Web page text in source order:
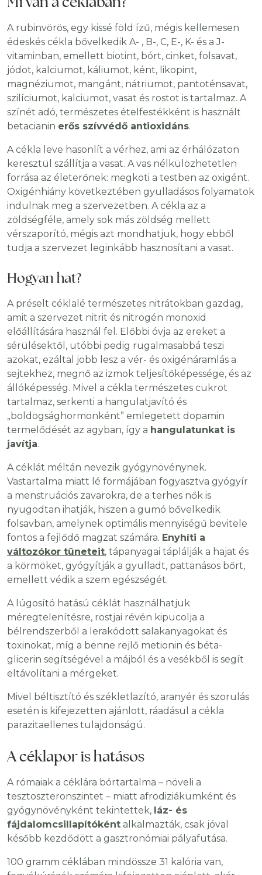
A rubinvörös, egy kissé föld ízű, mégis kellemesen
édeskés cékla bővelkedik A- , B-, C, E-, K- és a J-
vitaminban, emellett biotint, bórt, cinket, folsavat,
jódot, kalciumot, káliumot, ként, likopint,
magnéziumot, mangánt, nátriumot, pantoténsavat,
szilíciumot, kalciumot, vasat és rostot is tartalmaz. A
színét adó, természetes ételfestékként is használt
betacianin erős szívvédő antioxidáns.
A cékla leve hasonlít a vérhez, ami az érhálózaton
keresztül szállítja a vasat. A vas nélkülözhetetlen
forrása az életerőnek: megköti a testben az oxigént.
Oxigénhiány következtében gyulladásos folyamatok
indulnak meg a szervezetben. A cékla az a
zöldségféle, amely sok más zöldség mellett
vérszaporító, mégis azt mondhatjuk, hogy ebből
tudja a szervezet leginkább hasznosítani a vasat.
Hogyan hat?
A préselt céklalé természetes nitrátokban gazdag,
amit a szervezet nitrit és nitrogén monoxid
előállítására használ fel. Előbbi óvja az ereket a
sérülésektől, utóbbi pedig rugalmasabbá teszi
azokat, ezáltal jobb lesz a vér- és oxigénáramlás a
sejtekhez, megnő az izmok teljesítőképessége, és az
állóképesség. Mivel a cékla természetes cukrot
tartalmaz, serkenti a hangulatjavító és
„boldogsághormonként” emlegetett dopamin
termelődését az agyban, így a hangulatunkat is
javítja.
A céklát méltán nevezik gyógynövénynek.
Vastartalma miatt lé formájában fogyasztva gyógyír
a menstruációs zavarokra, de a terhes nők is
nyugodtan ihatják, hiszen a gumó bővelkedik
folsavban, amelynek optimális mennyiségű bevitele
fontos a fejlődő magzat számára. Enyhíti a
változókor tüneteit, tápanyagai táplálják a hajat és
a körmöket, gyógyítják a gyulladt, pattanásos bőrt,
emellett védik a szem egészségét.
A lúgosító hatású céklát használhatjuk
méregtelenítésre, rostjai révén kipucolja a
bélrendszerből a lerakódott salakanyagokat és
toxinokat, míg a benne rejlő metionin és béta-
glicerin segítségével a májból és a vesékből is segít
eltávolítani a mérgeket.
Mivel béltisztító és székletlazító, aranyér és szorulás
esetén is kifejezetten ajánlott, ráadásul a cékla
parazitaellenes tulajdonságú.
A céklapor is hatásos
A rómaiak a céklára bórtartalma – növeli a
tesztoszteronszintet – miatt afrodiziákumként és
gyógynövényként tekintettek, láz- és
fájdalomcsillapítóként alkalmazták, csak jóval
később kezdődött a gasztronómiai pályafutása.
100 gramm céklában mindössze 31 kalória van,